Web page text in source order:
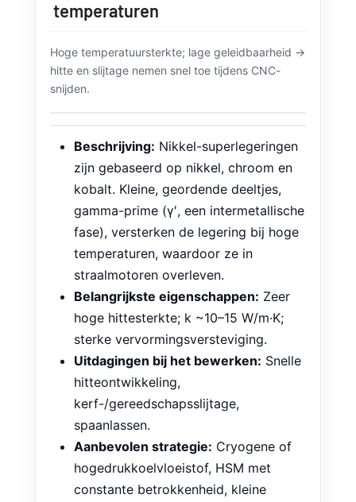
CNC-strategieën voor
componenten met hoge
temperaturen
Hoge temperatuursterkte; lage geleidbaarheid →
hitte en slijtage nemen snel toe tijdens CNC-
Beschrijving:Nikkel-superlegeringen
zijn gebaseerd op nikkel, chroom en
kobalt. Kleine, geordende deeltjes,
gamma-prime (γ′, een intermetallische
fase), versterken de legering bij hoge
temperaturen, waardoor ze in
straalmotoren overleven.
Belangrijkste eigenschappen:Zeer
hoge hittesterkte; k ~10–15 W/m·K;
sterke vervormingsversteviging.
Uitdagingen bij het bewerken:
hitteontwikkeling,
kerf-/gereedschapsslijtage,
spaanlassen.
Aanbevolen strategie:Cryogene of